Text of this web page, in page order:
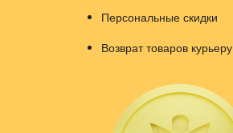
Персональные скидки
Возврат товаров курьеру